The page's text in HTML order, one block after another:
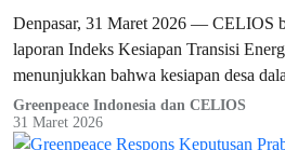
Denpasar, 31 Maret 2026 — CELIOS
laporan Indeks Kesiapan Transisi
menunjukkan bahwa kesiapan desa
energi bersih di Indonesia masih
Greenpeace Indonesia dan CELIOS
31 Maret 2026